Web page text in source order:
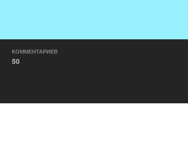
КОММЕНТАРИЕВ
50